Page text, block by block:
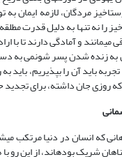
مردگان، لازمه ایمان
را نه تنها به دلیل قدرت
به زنده شدن پسر شونمی به
باید آن را بپذیریم، باید
جان داشته، برای تجدید
که انسان در دنیا
شریک بوده‏اند، از این رو